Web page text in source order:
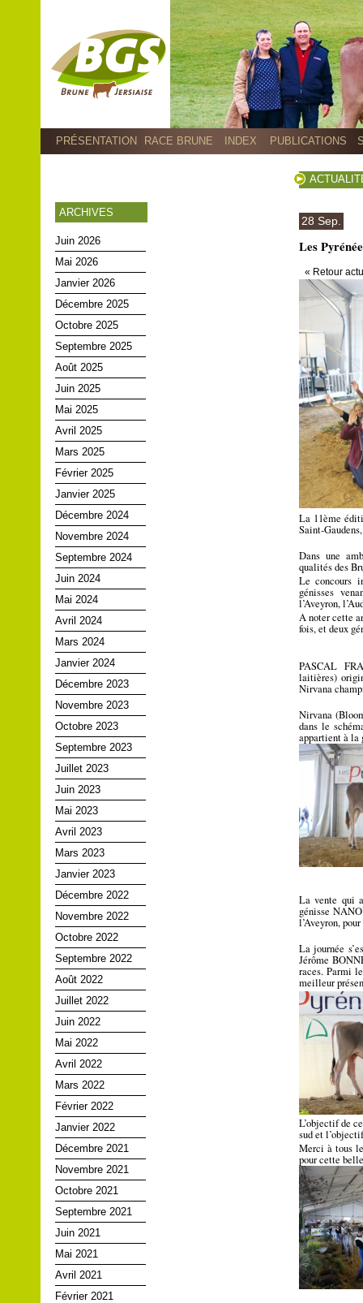
PRÉSENTATION RACE BRUNE INDEX PUBLICATIONS
ARCHIVES
Juin 2026
Mai 2026
Janvier 2026
Décembre 2025
Octobre 2025
Septembre 2025
Août 2025
Juin 2025
Mai 2025
Avril 2025
Mars 2025
Février 2025
Janvier 2025
Décembre 2024
Novembre 2024
Septembre 2024
Juin 2024
Mai 2024
Avril 2024
Mars 2024
Janvier 2024
Décembre 2023
Novembre 2023
Octobre 2023
Septembre 2023
Juillet 2023
Juin 2023
Mai 2023
Avril 2023
Mars 2023
Janvier 2023
Décembre 2022
Novembre 2022
Octobre 2022
Septembre 2022
Août 2022
Juillet 2022
Juin 2022
Mai 2022
Avril 2022
Mars 2022
Février 2022
Janvier 2022
Décembre 2021
Novembre 2021
Octobre 2021
Septembre 2021
Juin 2021
Mai 2021
Avril 2021
Février 2021
28 Sep.
Les
« Retour
La 11ème
Saint-
Dans une
qualités des
Le concours
génisses
l’Aveyron,
A noter cette
fois, et deux
PASCAL
laitières)
Nirvana
Nirvana
dans le
appartient à la
La vente qui
génisse
l’Aveyron,
La journée
Jérôme
races. Parmi
meilleur
L’objectif de
sud et
Merci à tous
pour cette